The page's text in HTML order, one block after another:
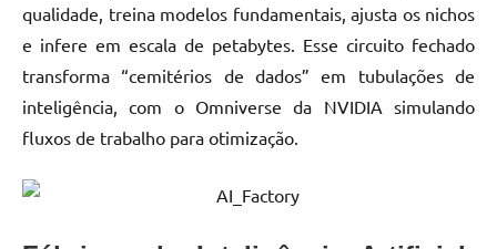
qualidade, treina modelos fundamentais, ajusta os nichos
e infere em escala de petabytes. Esse circuito fechado
transforma “cemitérios de dados” em tubulações de
inteligência, com o Omniverse da NVIDIA simulando
fluxos de trabalho para otimização.